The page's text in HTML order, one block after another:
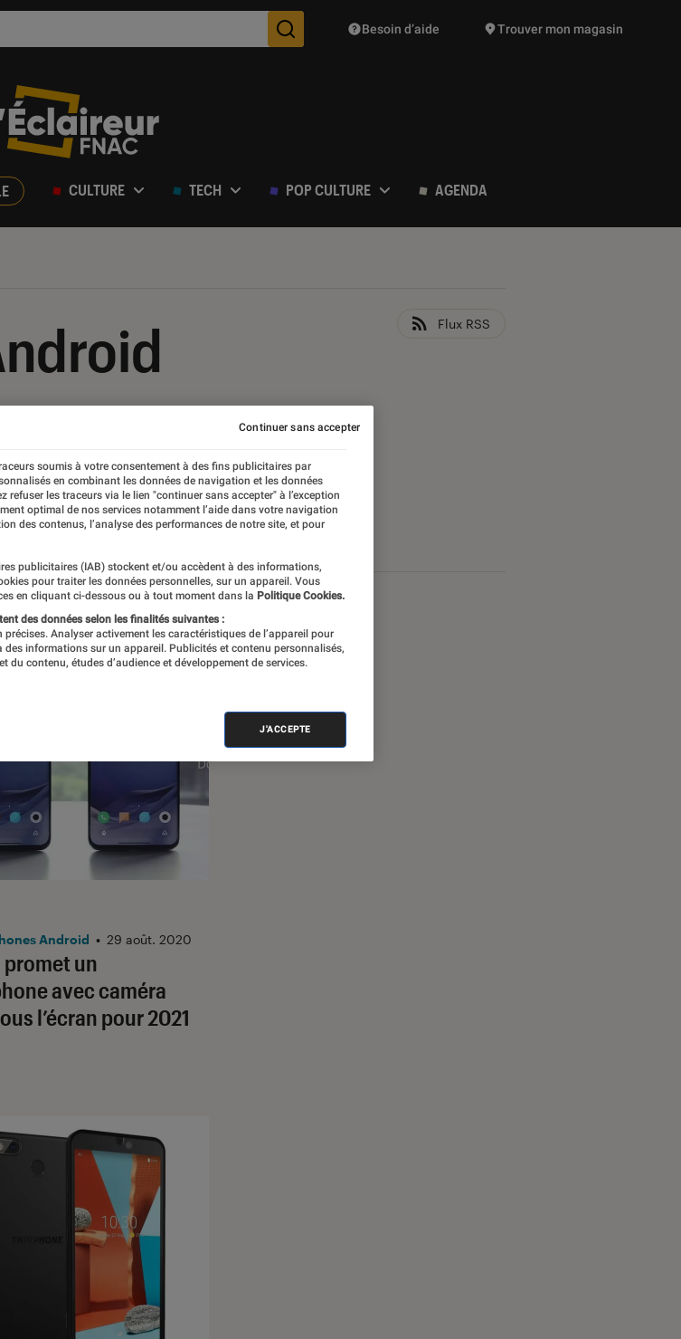
Des suggestions de produits vont vous être proposées
Besoin d’aide Trouver mon magasin
CULTURE TECH POP CULTURE AGENDA
Flux RSS
un
avec caméra
l’écran pour 2021
Android • 29 août. 2020
soumis à votre consentement à des fins publicitaires par
en combinant les données de navigation et les données
refuser les traceurs via le lien "continuer sans accepter" à l’exception
optimal de nos services notamment l’aide dans votre navigation
des contenus, l’analyse des performances de notre site, et pour
publicitaires (IAB) stockent et/ou accèdent à des informations,
pour traiter les données personnelles, sur un appareil. Vous
en cliquant ci-dessous ou à tout moment dans la Politique Cookies.
des données selon les finalités suivantes :
Analyser activement les caractéristiques de l’appareil pour
des informations sur un appareil. Publicités et contenu personnalisés,
du contenu, études d’audience et développement de services.
J'ACCEPTE
Continuer sans accepter